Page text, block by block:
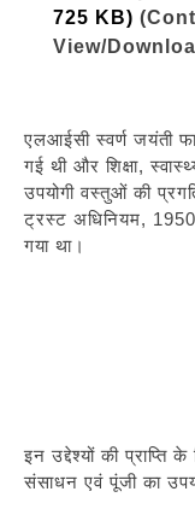
725 KB)
View/
एलआईसी स्‍वर्ण जयंती
गई थी और शिक्षा,
उपयोगी वस्‍तुओं की
ट्रस्‍ट अधिनियम,
गया था।
इन उद्देश्‍यों की प्राप्‍ति
संसाधन एवं पूंजी का